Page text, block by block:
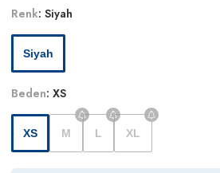
Renk: Siyah
Siyah
Beden: XS
XS M L XL